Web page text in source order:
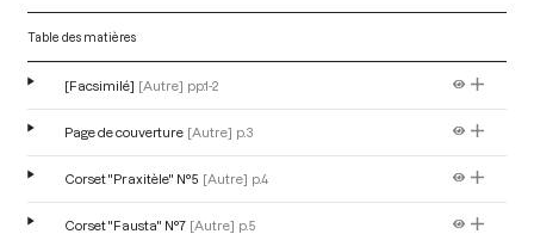
Table des matières
[Facsimilé] [Autre] pp.1-2
Page de couverture [Autre] p.3
Corset "Praxitèle" N°5 [Autre] p.4
Corset "Fausta" N°7 [Autre] p.5